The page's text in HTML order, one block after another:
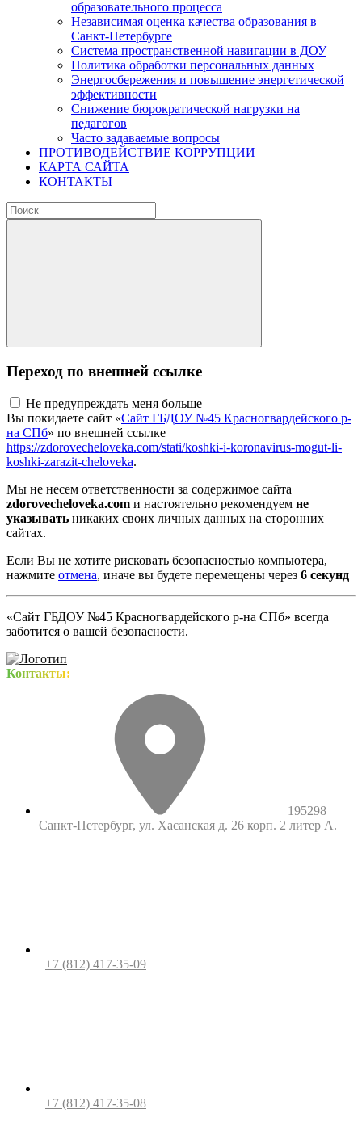
образовательного процесса
Независимая оценка качества образования в
Санкт-Петербурге
Система пространственной навигации в ДОУ
Политика обработки персональных данных
Энергосбережения и повышение энергетической
эффективности
Снижение бюрократической нагрузки на
педагогов
Часто задаваемые вопросы
ПРОТИВОДЕЙСТВИЕ КОРРУПЦИИ
КАРТА САЙТА
КОНТАКТЫ
Переход по внешней ссылке
Не предупреждать меня больше
Вы покидаете сайт «Сайт ГБДОУ №45 Красногвардейского р-
на СПб» по внешней ссылке
https://zdorovecheloveka.com/stati/koshki-i-koronavirus-mogut-li-
koshki-zarazit-cheloveka.
Мы не несем ответственности за содержимое сайта
zdorovecheloveka.com и настоятельно рекомендуем не
указывать никаких своих личных данных на сторонних
сайтах.
Если Вы не хотите рисковать безопасностью компьютера,
нажмите отмена, иначе вы будете перемещены через 5 секунд
«Сайт ГБДОУ №45 Красногвардейского р-на СПб» всегда
заботится о вашей безопасности.
Контакты:
195298
Санкт-Петербург, ул. Хасанская д. 26 корп. 2 литер А.
+7 (812) 417-35-09
+7 (812) 417-35-08